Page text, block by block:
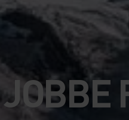
JOBBE